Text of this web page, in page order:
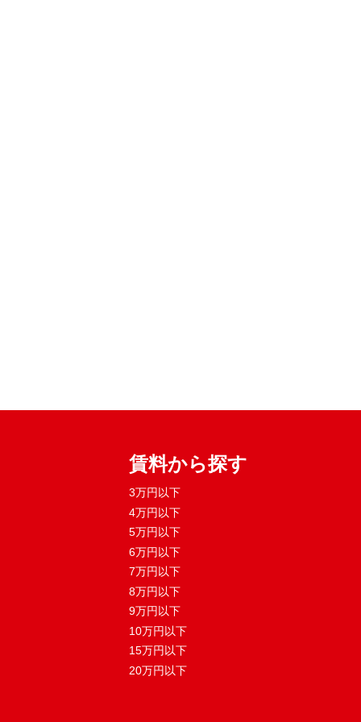
賃料から探す
3万円以下
4万円以下
5万円以下
6万円以下
7万円以下
8万円以下
9万円以下
10万円以下
15万円以下
20万円以下